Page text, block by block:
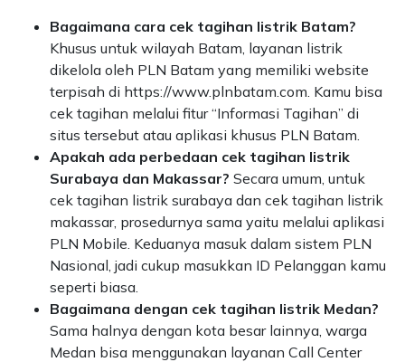
Bagaimana cara cek tagihan listrik Batam?
Khusus untuk wilayah Batam, layanan listrik
dikelola oleh PLN Batam yang memiliki website
terpisah di https://www.plnbatam.com. Kamu bisa
cek tagihan melalui fitur “Informasi Tagihan” di
situs tersebut atau aplikasi khusus PLN Batam.
Apakah ada perbedaan cek tagihan listrik
Surabaya dan Makassar? Secara umum, untuk
cek tagihan listrik surabaya dan cek tagihan listrik
makassar, prosedurnya sama yaitu melalui aplikasi
PLN Mobile. Keduanya masuk dalam sistem PLN
Nasional, jadi cukup masukkan ID Pelanggan kamu
seperti biasa.
Bagaimana dengan cek tagihan listrik Medan?
Sama halnya dengan kota besar lainnya, warga
Medan bisa menggunakan layanan Call Center